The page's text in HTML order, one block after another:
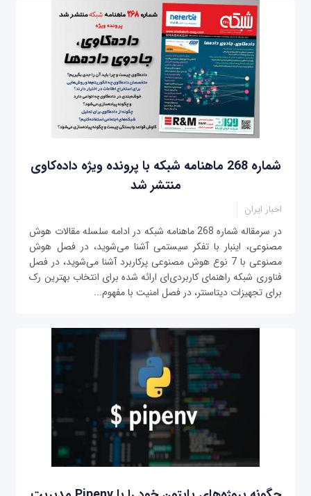
شماره 268 ماهنامه شبکه با پرونده ویژه داده‌کاوی
منتشر شد
اخبار ایران
در سرمقاله شماره 268 ماهنامه شبکه در ادامه سلسله مقالات هوش
مصنوعی، اینبار با تفکر سیستمی آشنا می‌شوید، در فصل هوش
مصنوعی با 7 نوع هوش مصنوعی پرکاربرد آشنا می‌شوید، در فصل
فناوری شبکه راهنمای کاربردی‌ای ارائه شده برای انتخاب بهترین رک
برای تجهیزات دیتاسنتر، در فصل امنیت با مفهوم...